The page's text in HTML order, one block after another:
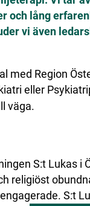
och lång
vi även
med Region
eller
väga.
S:t Lukas i
religiöst
S:t